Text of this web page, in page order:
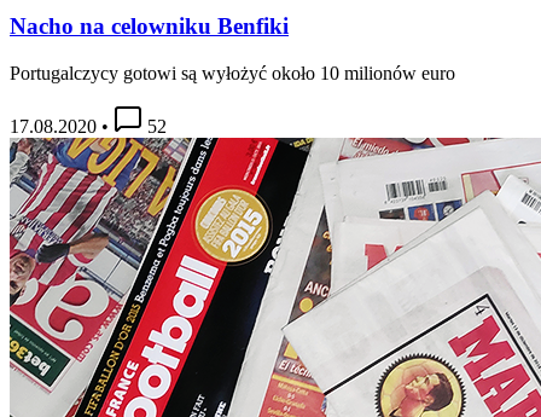
Nacho na celowniku Benfiki
Portugalczycy gotowi są wyłożyć około 10 milionów euro
17.08.2020 • 52